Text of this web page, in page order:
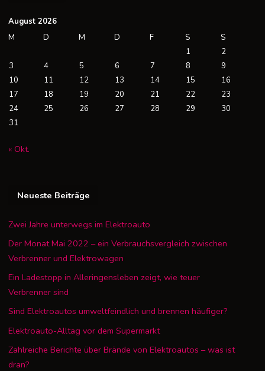
August 2026
M
D M D F S
S
1
2
3
4 5 6 7 8
9
10
11 12 13 14 15
16
17
18 19 20 21 22
23
24
25 26 27 28 29
30
31
« Okt.
Neueste Beiträge
Zwei Jahre unterwegs im Elektroauto
Der Monat Mai 2022 – ein Verbrauchsvergleich zwischen
Verbrenner und Elektrowagen
Ein Ladestopp in Alleringensleben zeigt, wie teuer
Verbrenner sind
Sind Elektroautos umweltfeindlich und brennen häufiger?
Elektroauto-Alltag vor dem Supermarkt
Zahlreiche Berichte über Brände von Elektroautos – was ist
dran?